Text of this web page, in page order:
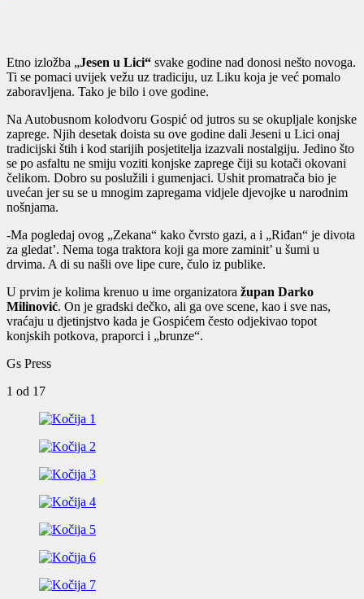
Etno izložba „Jesen u Lici“ svake godine nad donosi nešto novoga.
Ti se pomaci uvijek vežu uz tradiciju, uz Liku koja je već pomalo
zaboravljena. Tako je bilo i ove godine.
Na Autobusnom kolodvoru Gospić od jutros su se okupljale konjske
zaprege. Njih desetak doista su ove godine dali Jeseni u Lici onaj
tradicijski štih i kod starijih posjetitelja izazvali nostalgiju. Jedino što
se po asfaltu ne smiju voziti konjske zaprege čiji su kotači okovani
čelikom. Dobro su poslužili i gumenjaci. Ushit promatrača bio je
uvećan jer su se u mnogim zapregama vidjele djevojke u narodnim
nošnjama.
-Ma pogledaj ovog „Zekana“ kako čvrsto gazi, a i „Riđan“ je divota
za gledat’. Nema toga traktora koji ga more zaminit’ u šumi u
drvima. A di su našli ove lipe cure, čulo iz publike.
U prvim je kolima krenuo u ime organizatora župan Darko
Milinović. On je gradski dečko, ali ga ove scene, kao i sve nas,
vraćaju u djetinjstvo kada je Gospićem često odjekivao topot
konjskih potkova, praporci i „brunze“.
Gs Press
1 od 17